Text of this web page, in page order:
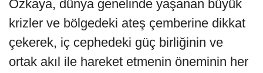
Özkaya, dünya genelinde yaşanan büyük
krizler ve bölgedeki ateş çemberine dikkat
çekerek, iç cephedeki güç birliğinin ve
ortak akıl ile hareket etmenin öneminin her